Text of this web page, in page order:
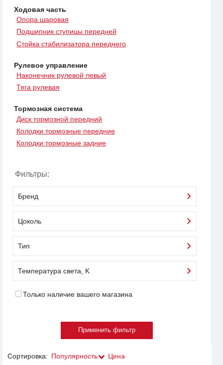
Ходовая часть
Опора шаровая
Подшипник ступицы передней
Стойка стабилизатора переднего
Рулевое управление
Наконечник рулевой левый
Тяга рулевая
Тормозная система
Диск тормозной передний
Колодки тормозные передние
Колодки тормозные задние
Фильтры:
Бренд
Цоколь
Тип
Температура света, K
Только наличие вашего магазина
Сортировка: Популярность Цена